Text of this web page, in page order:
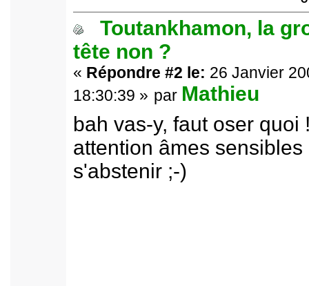
Toutankhamon, la
tête non ?
« Répondre #2 le: 26 Janvier
18:30:39 » par Mathieu
bah vas-y, faut oser quoi
attention âmes sensibles
s'abstenir ;-)